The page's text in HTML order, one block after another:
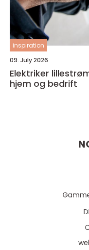
inspiration
09. July 2026
Elektriker lillestrøm trygg og moderne hjelp
hjem og bedrift